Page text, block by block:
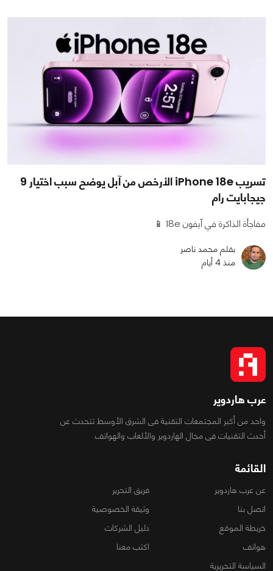
تسريب iPhone 18e الأرخص من آبل يوضح سبب اختيار 9
جيجابايت رام
مفاجأة الذاكرة في آيفون 18e 📱
بقلم محمد ناصر
منذ 4 أيام
عرب هاردوير
واحد من أكبر المجتمعات التقنية فى الشرق الأوسط تتحدث عن
أحدث التقنيات فى مجال الهاردوير والألعاب والهواتف
القائمة
عن عرب هاردوير
فريق التحرير
اتصل بنا
وثيقة الخصوصية
خريطة الموقع
دليل الشركات
هواتف
اكتب معنا
السياسة التحريرية